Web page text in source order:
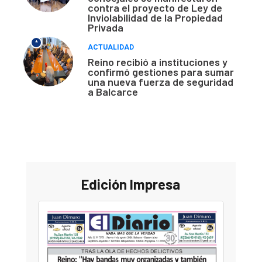
contra el proyecto de Ley de
Inviolabilidad de la Propiedad
Privada
*
ACTUALIDAD
Reino recibió a instituciones y
confirmó gestiones para sumar
una nueva fuerza de seguridad
a Balcarce
Edición Impresa